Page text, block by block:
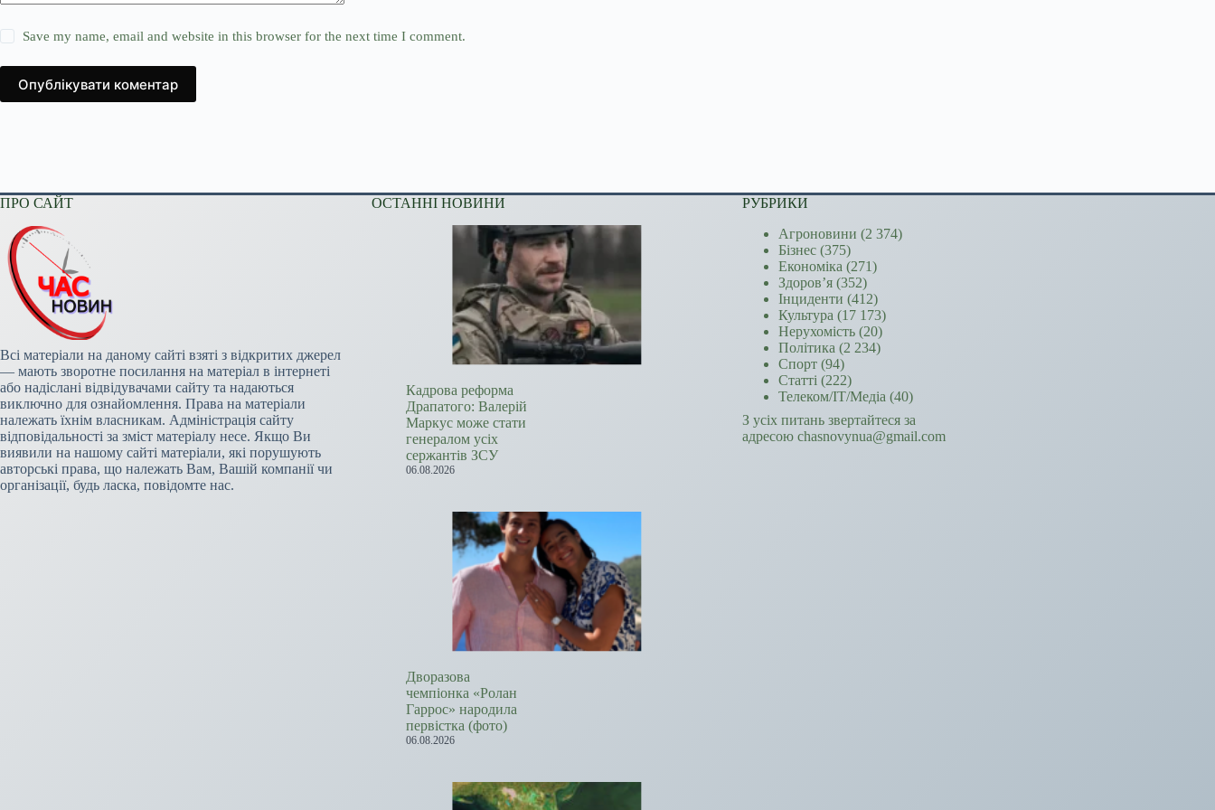
Save my name, email and website in this browser for the next time I comment.
Опублікувати коментар
ПРО САЙТ
Всі матеріали на даному сайті взяті з відкритих джерел
— мають зворотне посилання на матеріал в інтернеті
або надіслані відвідувачами сайту та надаються
виключно для ознайомлення. Права на матеріали
належать їхнім власникам. Адміністрація сайту
відповідальності за зміст матеріалу несе. Якщо Ви
виявили на нашому сайті матеріали, які порушують
авторські права, що належать Вам, Вашій компанії чи
організації, будь ласка, повідомте нас.
ОСТАННІ НОВИНИ
Кадрова реформа
Драпатого: Валерій
Маркус може стати
генералом усіх
сержантів ЗСУ
06.08.2026
Дворазова
чемпіонка «Ролан
Гаррос» народила
первістка (фото)
06.08.2026
РУБРИКИ
Агроновини (2 374)
Бізнес (375)
Економіка (271)
Здоров’я (352)
Інциденти (412)
Культура (17 173)
Нерухомість (20)
Політика (2 234)
Спорт (94)
Статті (222)
Телеком/ІТ/Медіа (40)
З усіх питань звертайтеся за
адресою chasnovynua@gmail.com